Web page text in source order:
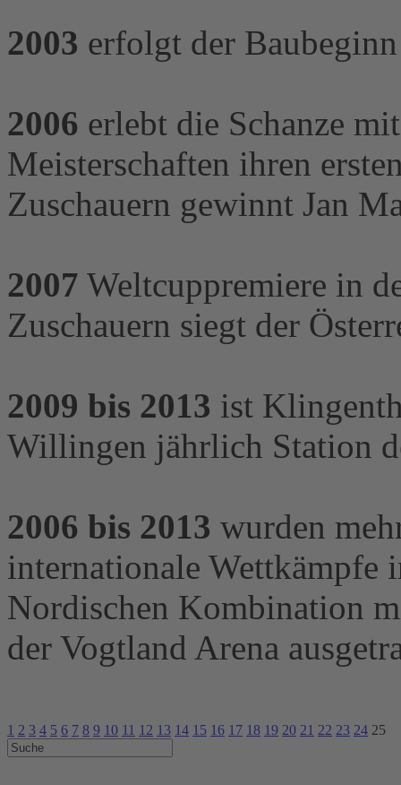
2003 erfolgt der
2006 erlebt die Schanze
Meisterschaften ihren
Zuschauern gewinnt Jan
2007 Weltcuppremiere in
Zuschauern siegt der
2009 bis 2013 ist
Willingen jährlich Station
2006 bis 2013 wurden
internationale Wettkämpfe
Nordischen Kombination
der Vogtland Arena
1 2 3 4 5 6 7 8 9 10 11 12 13 14 15 16 17 18 19 20 21 22 23 24 25